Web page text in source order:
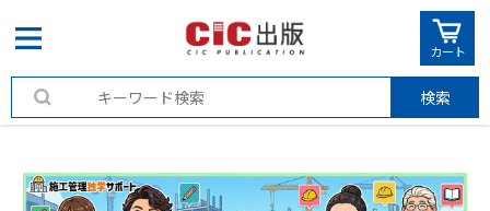
カート
検索